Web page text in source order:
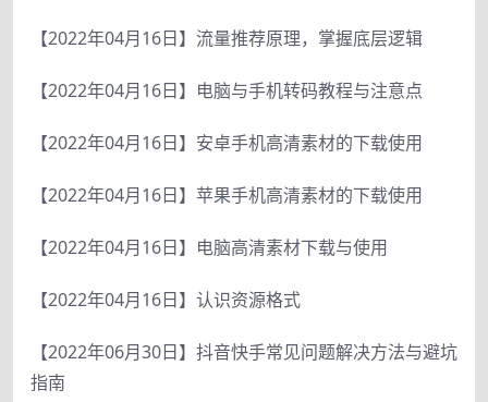
【2022年04月16日】流量推荐原理，掌握底层逻辑
【2022年04月16日】电脑与手机转码教程与注意点
【2022年04月16日】安卓手机高清素材的下载使用
【2022年04月16日】苹果手机高清素材的下载使用
【2022年04月16日】电脑高清素材下载与使用
【2022年04月16日】认识资源格式
【2022年06月30日】抖音快手常见问题解决方法与避坑
指南